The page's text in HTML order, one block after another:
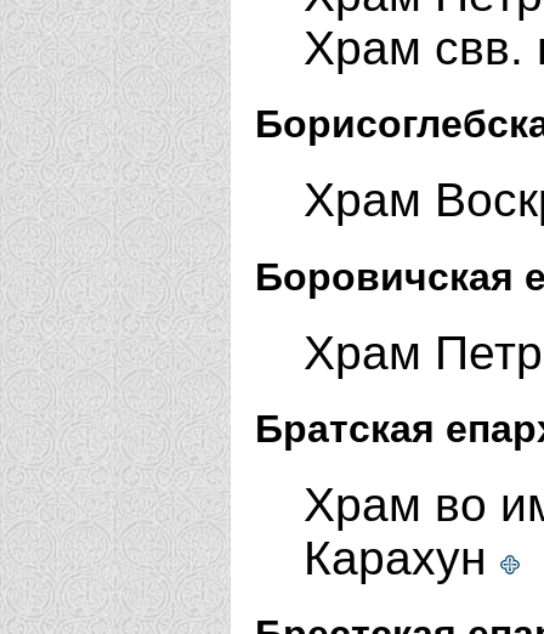
Храм свв.
Храм
Боровичская
Храм
Братская
Храм во
Карахун